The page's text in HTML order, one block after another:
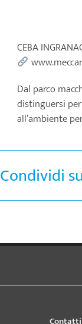
CEBA
Dal parco
distinguersi
all’ambiente
Condividi